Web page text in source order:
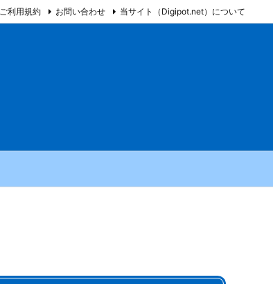
ご利用規約 お問い合わせ 当サイト（Digipot.net）について